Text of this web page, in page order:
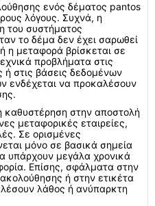
ενός δέματος pantos
λόγους. Συχνά, η
του συστήματος
το δέμα δεν έχει σαρωθεί
η μεταφορά βρίσκεται σε
προβλήματα στις
στις βάσεις δεδομένων
ενδέχεται να προκαλέσουν
καθυστέρηση στην αποστολή
μεταφορικές εταιρείες,
Σε ορισμένες
μόνο σε βασικά σημεία
υπάρχουν μεγάλα χρονικά
Επίσης, σφάλματα στην
ή στην ετικέτα
λάθος ή ανύπαρκτη